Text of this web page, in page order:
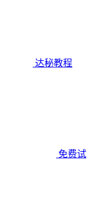
达秘教程
免费试